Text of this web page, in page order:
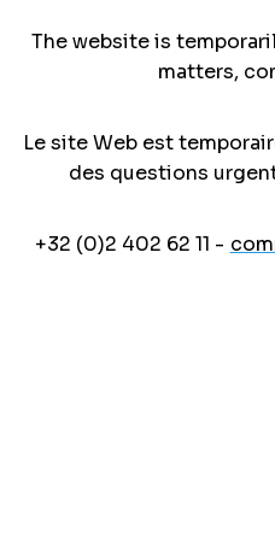
The website is
matters,
Le site Web est
des questions
+32 (0)2 402 62 11 -